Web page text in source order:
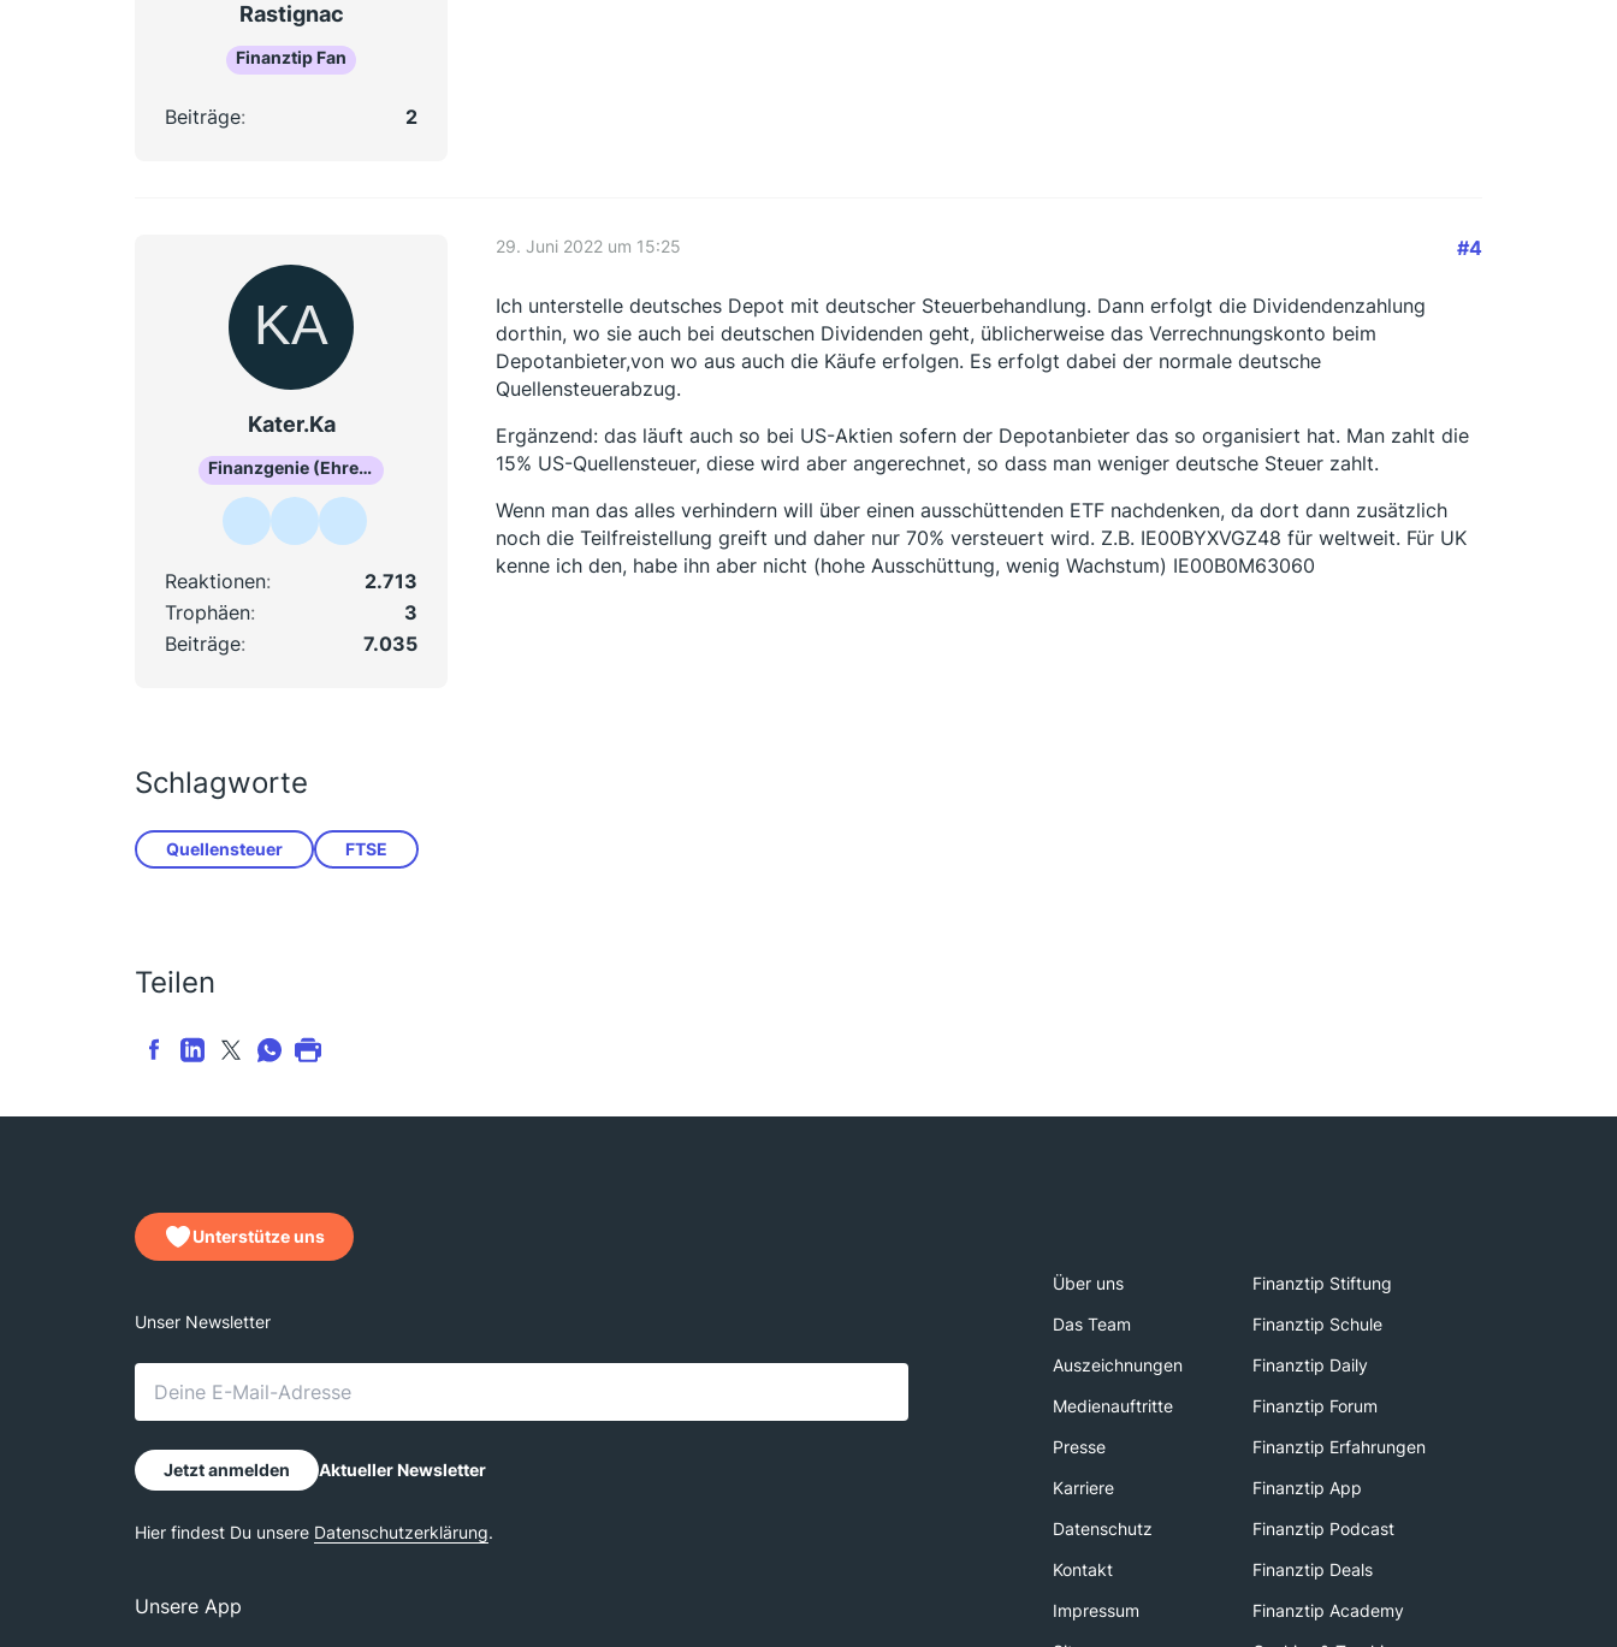
Rastignac
Finanztip Fan
Beiträge 2
Kater.Ka
Finanzgenie (Ehrenmitglied)
Reaktionen
2.713
Trophäen
3
Beiträge
7.035
29. Juni 2022 um 15:25 #4
Ich unterstelle deutsches Depot mit deutscher Steuerbehandlung. Dann erfolgt die Dividendenzahlung
dorthin, wo sie auch bei deutschen Dividenden geht, üblicherweise das Verrechnungskonto beim
Depotanbieter,von wo aus auch die Käufe erfolgen. Es erfolgt dabei der normale deutsche
Quellensteuerabzug.
Ergänzend: das läuft auch so bei US-Aktien sofern der Depotanbieter das so organisiert hat. Man zahlt die
15% US-Quellensteuer, diese wird aber angerechnet, so dass man weniger deutsche Steuer zahlt.
Wenn man das alles verhindern will über einen ausschüttenden ETF nachdenken, da dort dann zusätzlich
noch die Teilfreistellung greift und daher nur 70% versteuert wird. Z.B. IE00BYXVGZ48 für weltweit. Für UK
kenne ich den, habe ihn aber nicht (hohe Ausschüttung, wenig Wachstum) IE00B0M63060
Schlagworte
Quellensteuer FTSE
Teilen
Unterstütze uns
Unsere App
Über uns
Finanztip Stiftung
Das Team
Finanztip Schule
Auszeichnungen
Finanztip Daily
Medienauftritte
Finanztip Forum
Presse
Finanztip Erfahrungen
Karriere
Finanztip App
Datenschutz
Finanztip Podcast
Kontakt
Finanztip Deals
Impressum
Finanztip Academy